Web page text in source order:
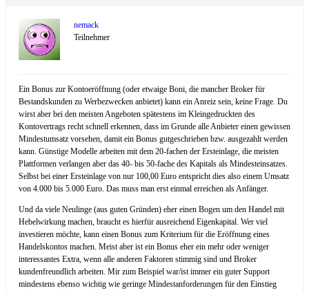
nemack
Teilnehmer
Ein Bonus zur Kontoeröffnung (oder etwaige Boni, die mancher Broker für
Bestandskunden zu Werbezwecken anbietet) kann ein Anreiz sein, keine Frage. Du
wirst aber bei den meisten Angeboten spätestens im Kleingedruckten des
Kontovertrags recht schnell erkennen, dass im Grunde alle Anbieter einen gewissen
Mindestumsatz vorsehen, damit ein Bonus gutgeschrieben bzw. ausgezahlt werden
kann. Günstige Modelle arbeiten mit dem 20-fachen der Ersteinlage, die meisten
Plattformen verlangen aber das 40- bis 50-fache des Kapitals als Mindesteinsatzes.
Selbst bei einer Ersteinlage von nur 100,00 Euro entspricht dies also einem Umsatz
von 4.000 bis 5.000 Euro. Das muss man erst einmal erreichen als Anfänger.
Und da viele Neulinge (aus guten Gründen) eher einen Bogen um den Handel mit
Hebelwirkung machen, braucht es hierfür ausreichend Eigenkapital. Wer viel
investieren möchte, kann einen Bonus zum Kriterium für die Eröffnung eines
Handelskontos machen. Meist aber ist ein Bonus eher ein mehr oder weniger
interessantes Extra, wenn alle anderen Faktoren stimmig sind und Broker
kundenfreundlich arbeiten. Mir zum Beispiel war/ist immer ein guter Support
mindestens ebenso wichtig wie geringe Mindestanforderungen für den Einstieg